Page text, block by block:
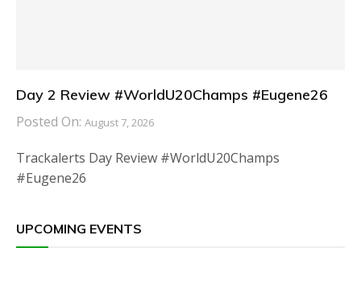
Day 2 Review #WorldU20Champs #Eugene26
Posted On: August 7, 2026
Trackalerts Day Review #WorldU20Champs
#Eugene26
UPCOMING EVENTS